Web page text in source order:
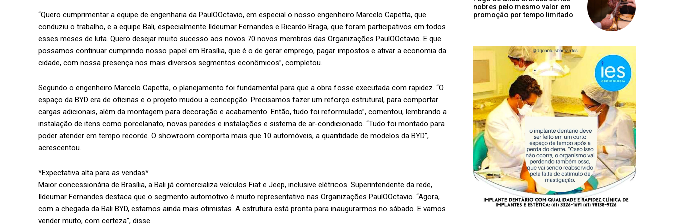
“Quero cumprimentar a equipe de engenharia da PaulOOctavio, em especial o nosso engenheiro Marcelo Capetta, que
conduziu o trabalho, e a equipe Bali, especialmente Ildeumar Fernandes e Ricardo Braga, que foram participativos em todos
esses meses de luta. Quero desejar muito sucesso aos novos 70 novos membros das Organizações PaulOOctavio. E que
possamos continuar cumprindo nosso papel em Brasília, que é o de gerar emprego, pagar impostos e ativar a economia da
cidade, com nossa presença nos mais diversos segmentos econômicos”, completou.
Segundo o engenheiro Marcelo Capetta, o planejamento foi fundamental para que a obra fosse executada com rapidez. “O
espaço da BYD era de oficinas e o projeto mudou a concepção. Precisamos fazer um reforço estrutural, para comportar
cargas adicionais, além da montagem para decoração e acabamento. Então, tudo foi reformulado”, comentou, lembrando a
instalação de itens como porcelanato, novas paredes e instalações e sistema de ar-condicionado. “Tudo foi montado para
poder atender em tempo recorde. O showroom comporta mais que 10 automóveis, a quantidade de modelos da BYD”,
acrescentou.
*Expectativa alta para as vendas*
Maior concessionária de Brasília, a Bali já comercializa veículos Fiat e Jeep, inclusive elétricos. Superintendente da rede,
Ildeumar Fernandes destaca que o segmento automotivo é muito representativo nas Organizações PaulOOctavio. “Agora,
com a chegada da Bali BYD, estamos ainda mais otimistas. A estrutura está pronta para inaugurarmos no sábado. E vamos
vender muito, com certeza”, disse.
nobres pelo mesmo valor em
promoção por tempo limitado